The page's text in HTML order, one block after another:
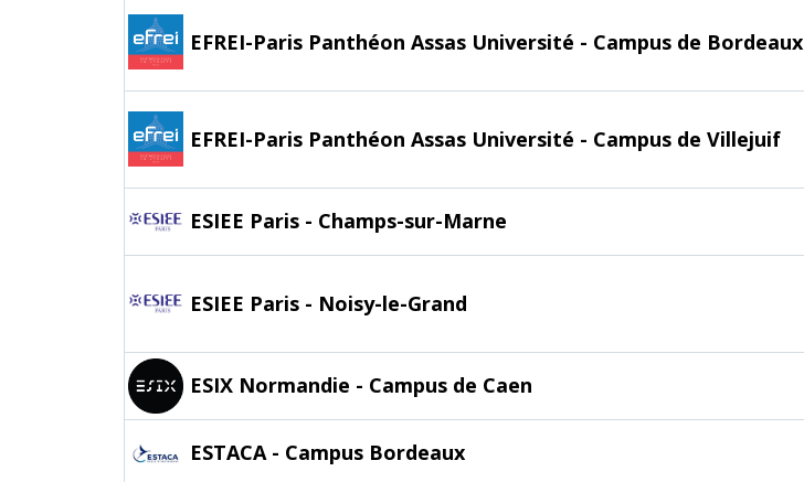
EFREI-Paris Panthéon Assas Université - Campus de Bordeaux
EFREI-Paris Panthéon Assas Université - Campus de Villejuif
ESIEE Paris - Champs-sur-Marne
ESIEE Paris - Noisy-le-Grand
ESIX Normandie - Campus de Caen
ESTACA - Campus Bordeaux